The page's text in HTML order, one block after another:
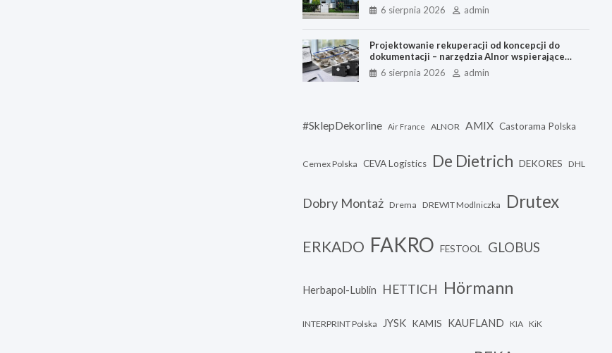
6 sierpnia 2026
admin
Projektowanie rekuperacji od koncepcji do
dokumentacji – narzędzia Alnor wspierające
każdy etap pracy
6 sierpnia 2026 admin
#SklepDekorline Air France ALNOR AMIX Castorama Polska
Cemex Polska CEVA Logistics De Dietrich DEKORES DHL
Dobry Montaż Drema DREWIT Modlniczka Drutex
ERKADO FAKRO FESTOOL GLOBUS
Herbapol-Lublin HETTICH Hörmann
INTERPRINT Polska JYSK KAMIS KAUFLAND KIA KiK